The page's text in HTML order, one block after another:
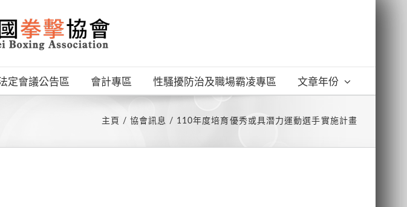
定會議公告區 會計專區 性騷擾防治及職場霸凌專區 文章年份
主頁 協會訊息 110年度培育優秀或具潛力運動選手實施計畫